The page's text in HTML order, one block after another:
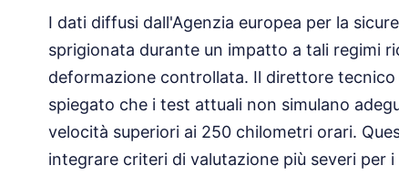
I dati diffusi dall'Agenzia europea per la
sprigionata durante un impatto a tali regimi
deformazione controllata. Il direttore
spiegato che i test attuali non simulano
velocità superiori ai 250 chilometri orari.
integrare criteri di valutazione più severi